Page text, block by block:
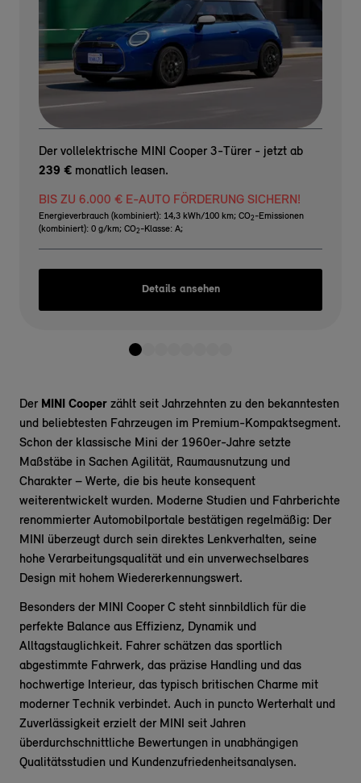
Der vollelektrische MINI Cooper 3-Türer - jetzt ab
239 € monatlich leasen.
BIS ZU 6.000 € E-AUTO FÖRDERUNG SICHERN!
Energieverbrauch (kombiniert): 14,3 kWh/100 km; CO2 -Emissionen
(kombiniert): 0 g/km; CO2 -Klasse: A;
Details ansehen
Der MINI Cooper zählt seit Jahrzehnten zu den bekanntesten
und beliebtesten Fahrzeugen im Premium-Kompaktsegment.
Schon der klassische Mini der 1960er-Jahre setzte
Maßstäbe in Sachen Agilität, Raumausnutzung und
Charakter – Werte, die bis heute konsequent
weiterentwickelt wurden. Moderne Studien und Fahrberichte
renommierter Automobilportale bestätigen regelmäßig: Der
MINI überzeugt durch sein direktes Lenkverhalten, seine
hohe Verarbeitungsqualität und ein unverwechselbares
Design mit hohem Wiedererkennungswert.
Besonders der MINI Cooper C steht sinnbildlich für die
perfekte Balance aus Effizienz, Dynamik und
Alltagstauglichkeit. Fahrer schätzen das sportlich
abgestimmte Fahrwerk, das präzise Handling und das
hochwertige Interieur, das typisch britischen Charme mit
moderner Technik verbindet. Auch in puncto Werterhalt und
Zuverlässigkeit erzielt der MINI seit Jahren
überdurchschnittliche Bewertungen in unabhängigen
Qualitätsstudien und Kundenzufriedenheitsanalysen.